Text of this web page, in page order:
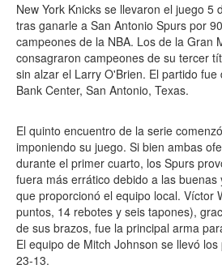
New York Knicks se llevaron el juego 5
tras ganarle a San Antonio Spurs por
campeones de la NBA. Los de la Gran
consagraron campeones de su tercer
sin alzar el Larry O'Brien. El partido
Bank Center, San Antonio, Texas.
El quinto encuentro de la serie
imponiendo su juego. Si bien ambas
durante el primer cuarto, los Spurs
fuera más errático debido a las
que proporcionó el equipo local. Víctor
puntos, 14 rebotes y seis tapones),
de sus brazos, fue la principal arma
El equipo de Mitch Johnson se llevó
23-13.